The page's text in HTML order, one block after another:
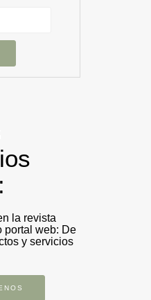
la revista
portal web: De
y servicios